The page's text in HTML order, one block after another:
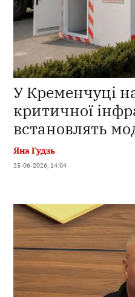
У Кременчуці
критичної
встановлять
Яна Гудзь
25-06-2026, 14:04